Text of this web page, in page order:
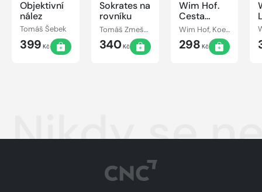
Objektivní
nález
Tomáš Šebek
399 Kč
Sokrates na
rovníku
Tomáš Zmeškal
340Kč
Wim Hof.
Cesta
Ledového
muže
Wim Hof, Koen de Jong
298 Kč
Nikdy se